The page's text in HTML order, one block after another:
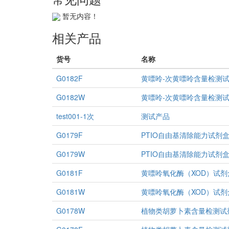
暂无内容！
相关产品
货号
名称
G0182F
黄嘌呤-次黄嘌呤含量检测
G0182W
黄嘌呤-次黄嘌呤含量检测
test001-1次
测试产品
G0179F
PTIO自由基清除能力试剂盒
G0179W
PTIO自由基清除能力试剂盒
G0181F
黄嘌呤氧化酶（XOD）试
G0181W
黄嘌呤氧化酶（XOD）试
G0178W
植物类胡萝卜素含量检测试